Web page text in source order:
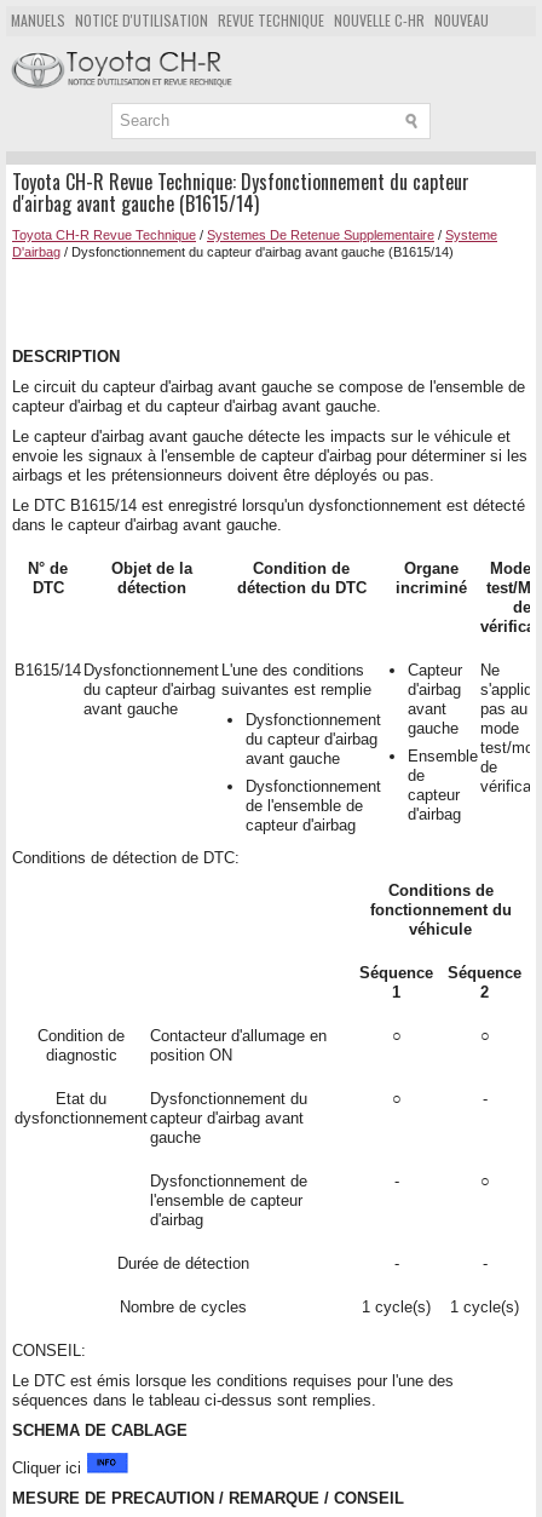
MANUELS NOTICE D'UTILISATION REVUE TECHNIQUE NOUVELLE C-HR NOUVEAU
POPULAIRE
PLAN DU SITE CHERCHER
Toyota CH-R Revue Technique: Dysfonctionnement du capteur
d'airbag avant gauche (B1615/14)
Toyota CH-R Revue Technique / Systemes De Retenue Supplementaire / Systeme
D'airbag / Dysfonctionnement du capteur d'airbag avant gauche (B1615/14)
DESCRIPTION
Le circuit du capteur d'airbag avant gauche se compose de l'ensemble de
capteur d'airbag et du capteur d'airbag avant gauche.
Le capteur d'airbag avant gauche détecte les impacts sur le véhicule et
envoie les signaux à l'ensemble de capteur d'airbag pour déterminer si les
airbags et les prétensionneurs doivent être déployés ou pas.
Le DTC B1615/14 est enregistré lorsqu'un dysfonctionnement est détecté
dans le capteur d'airbag avant gauche.
N° de
DTC
Objet de la
détection
Condition de
détection du DTC
Organe
incriminé
Mode
test/
de
B1615/14 Dysfonctionnement
du capteur d'airbag
avant gauche
L'une des conditions
suivantes est remplie
Dysfonctionnement
du capteur d'airbag
avant gauche
Dysfonctionnement
de l'ensemble de
capteur d'airbag
Capteur
d'airbag
avant
gauche
Ensemble
de
capteur
d'airbag
Ne
pas au
mode
test/
de
Conditions de détection de DTC:
Conditions de
fonctionnement du
véhicule
Séquence
1
Séquence
2
Condition de
diagnostic
Contacteur d'allumage en
position ON
○ ○
Etat du
dysfonctionnement
Dysfonctionnement du
capteur d'airbag avant
gauche
○ -
Dysfonctionnement de
l'ensemble de capteur
d'airbag
- ○
Durée de détection - -
Nombre de cycles 1 cycle(s) 1 cycle(s)
CONSEIL:
Le DTC est émis lorsque les conditions requises pour l'une des
séquences dans le tableau ci-dessus sont remplies.
SCHEMA DE CABLAGE
Cliquer ici
MESURE DE PRECAUTION / REMARQUE / CONSEIL